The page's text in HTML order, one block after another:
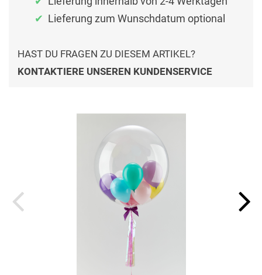
Lieferung zum Wunschdatum optional
HAST DU FRAGEN ZU DIESEM ARTIKEL?
KONTAKTIERE UNSEREN KUNDENSERVICE